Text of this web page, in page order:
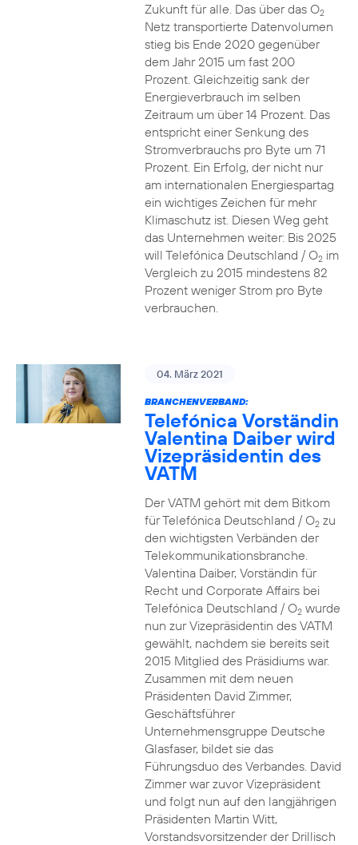
Zukunft für alle. Das über das O2
Netz transportierte Datenvolumen
stieg bis Ende 2020 gegenüber
dem Jahr 2015 um fast 200
Prozent. Gleichzeitig sank der
Energieverbrauch im selben
Zeitraum um über 14 Prozent. Das
entspricht einer Senkung des
Stromverbrauchs pro Byte um 71
Prozent. Ein Erfolg, der nicht nur
am internationalen Energiespartag
ein wichtiges Zeichen für mehr
Klimaschutz ist. Diesen Weg geht
das Unternehmen weiter: Bis 2025
will Telefónica Deutschland / O2im
Vergleich zu 2015 mindestens 82
Prozent weniger Strom pro Byte
verbrauchen.
04. März 2021
BRANCHENVERBAND:
Telefónica Vorständin
Valentina Daiber wird
Vizepräsidentin des
VATM
Der VATM gehört mit dem Bitkom
für Telefónica Deutschland / O2zu
den wichtigsten Verbänden der
Telekommunikationsbranche.
Valentina Daiber, Vorständin für
Recht und Corporate Affairs bei
Telefónica Deutschland / O2wurde
nun zur Vizepräsidentin des VATM
gewählt, nachdem sie bereits seit
2015 Mitglied des Präsidiums war.
Zusammen mit dem neuen
Präsidenten David Zimmer,
Geschäftsführer
Unternehmensgruppe Deutsche
Glasfaser, bildet sie das
Führungsduo des Verbandes. David
Zimmer war zuvor Vizepräsident
und folgt nun auf den langjährigen
Präsidenten Martin Witt,
Vorstandsvorsitzender der Drillisch